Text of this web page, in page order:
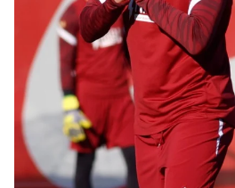
Kochorashvili, seria opción
del campo sevillista
Sow muy cerca de cerrar su
Oso es el siguiente en la lista
Banquillos confirmados: así